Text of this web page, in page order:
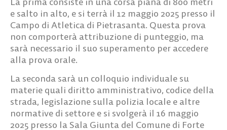
e salto in alto, e si terrà il 12 maggio 2025 presso il
Campo di Atletica di Pietrasanta. Questa prova
non comporterà attribuzione di punteggio, ma
sarà necessario il suo superamento per accedere
alla prova orale.
La seconda sarà un colloquio individuale su
materie quali diritto amministrativo, codice della
strada, legislazione sulla polizia locale e altre
normative di settore e si svolgerà il 16 maggio
2025 presso la Sala Giunta del Comune di Forte